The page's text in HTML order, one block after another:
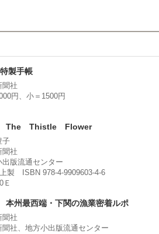
製手帳
聞社
円、小＝1500円
The Thistle Flower
子
聞社
版流通センター
製 ISBN 978-4-9909603-4-6
Ｅ
州最西端・下関の漁業密着ルポ
聞社
社、地方小出版流通センター